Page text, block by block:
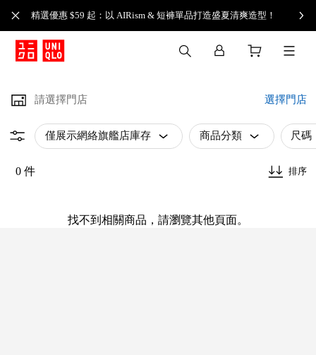
精選優惠 $59 起：以 AIRism & 短褲單品打造盛夏清爽造型！
請選擇門店 選擇門店
僅展示網絡旗艦店庫存 商品分類 尺碼
0 件 排序
找不到相關商品，請瀏覽其他頁面。